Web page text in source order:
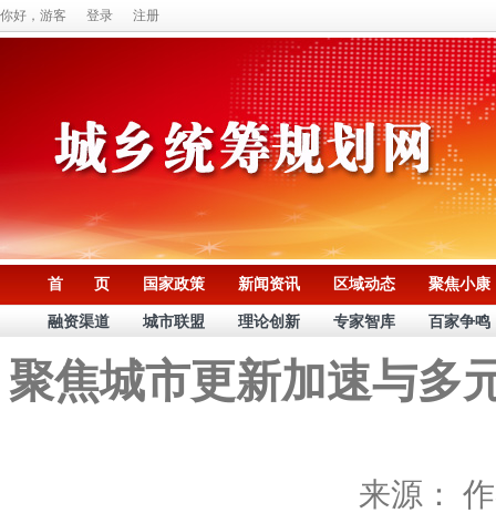
你好，游客 登录 注册
首 页 国家政策 新闻资讯 区域动态 聚焦小康
融资渠道 城市联盟 理论创新 专家智库 百家争鸣
聚焦城市更新加速与多
来源：